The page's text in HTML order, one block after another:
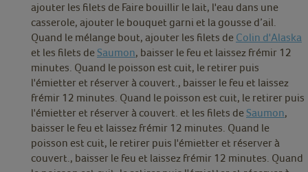
ajouter les filets de Faire bouillir le lait, l'eau dans une
casserole, ajouter le bouquet garni et la gousse d’ail.
Quand le mélange bout, ajouter les filets de Colin d'Alaska
et les filets deSaumon, baisser le feu et laissez frémir 12
minutes. Quand le poisson est cuit, le retirer puis
l'émietter et réserver à couvert., baisser le feu et laissez
frémir 12 minutes. Quand le poisson est cuit, le retirer puis
l'émietter et réserver à couvert. et les filets deSaumon,
baisser le feu et laissez frémir 12 minutes. Quand le
poisson est cuit, le retirer puis l'émietter et réserver à
couvert., baisser le feu et laissez frémir 12 minutes. Quand